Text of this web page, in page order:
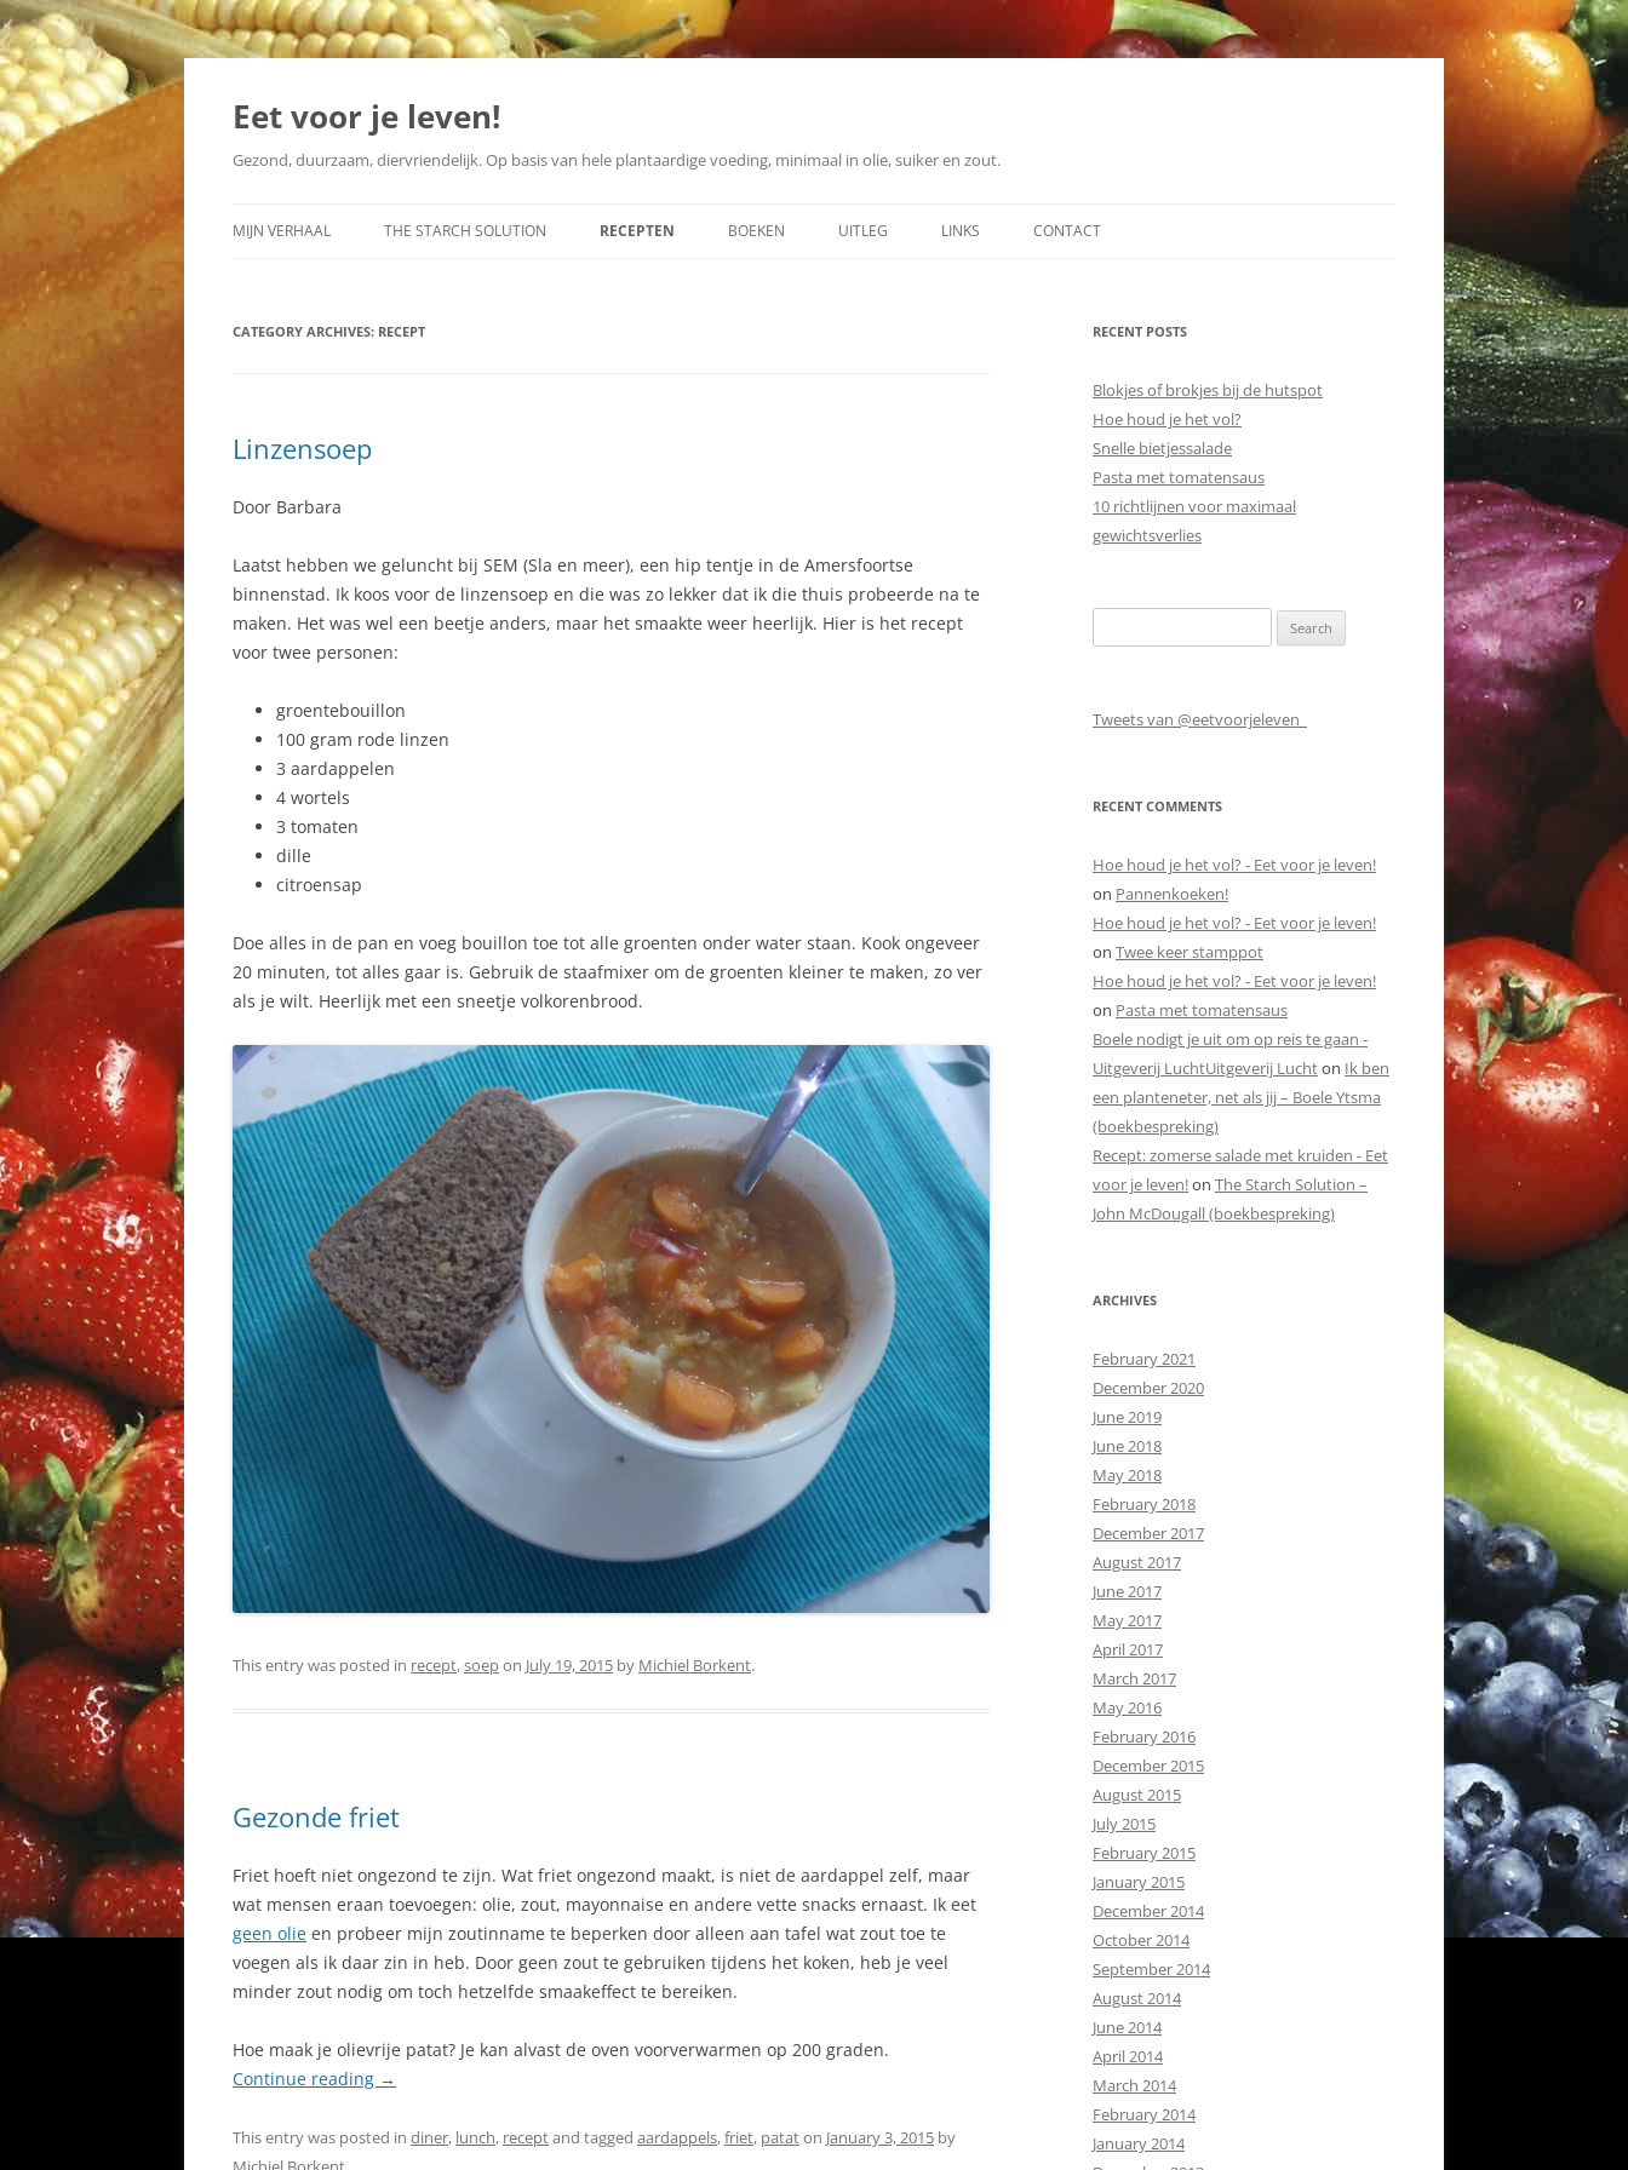
Skip
Eet voor je leven!
Gezond, duurzaam, diervriendelijk. Op basis van hele plantaardige voeding, minimaal in olie, suiker en zout.
MIJN VERHAAL
2013
THE STARCH SOLUTION
NEDERLANDSE VERTALING
RECEPTEN BOEKEN UITLEG LINKS CONTACT
CATEGORY ARCHIVES: RECEPT
Linzensoep
Door Barbara
Laatst hebben we geluncht bij SEM (Sla en meer), een hip tentje in de Amersfoortse
binnenstad. Ik koos voor de linzensoep en die was zo lekker dat ik die thuis probeerde na te
maken. Het was wel een beetje anders, maar het smaakte weer heerlijk. Hier is het recept
voor twee personen:
groentebouillon
100 gram rode linzen
3 aardappelen
4 wortels
3 tomaten
dille
citroensap
Doe alles in de pan en voeg bouillon toe tot alle groenten onder water staan. Kook ongeveer
20 minuten, tot alles gaar is. Gebruik de staafmixer om de groenten kleiner te maken, zo ver
als je wilt. Heerlijk met een sneetje volkorenbrood.
This entry was posted in recept,soepon July 19, 2015 by Michiel Borkent.
Gezonde friet
Friet hoeft niet ongezond te zijn. Wat friet ongezond maakt, is niet de aardappel zelf, maar
wat mensen eraan toevoegen: olie, zout, mayonnaise en andere vette snacks ernaast. Ik eet
geen olie en probeer mijn zoutinname te beperken door alleen aan tafel wat zout toe te
voegen als ik daar zin in heb. Door geen zout te gebruiken tijdens het koken, heb je veel
minder zout nodig om toch hetzelfde smaakeffect te bereiken.
Hoe maak je olievrije patat? Je kan alvast de oven voorverwarmen op 200 graden.
Continue reading →
This entry was posted in diner, lunch, receptand tagged aardappels,friet, pataton January 3, 2015 by
RECENT POSTS
Blokjes of brokjes bij de hutspot
Hoe houd je het vol?
Snelle bietjessalade
Pasta met tomatensaus
10 richtlijnen voor maximaal
gewichtsverlies
for:
Tweets van @eetvoorjeleven_
RECENT COMMENTS
Hoe houd je het vol? - Eet voor je leven!
on Pannenkoeken!
Hoe houd je het vol? - Eet voor je leven!
on Twee keer stamppot
Hoe houd je het vol? - Eet voor je leven!
on Pasta met tomatensaus
Boele nodigt je uit om op reis te gaan -
Uitgeverij LuchtUitgeverij Luchton Ik ben
een planteneter, net als jij – Boele Ytsma
(boekbespreking)
Recept: zomerse salade met kruiden - Eet
voor je leven!on The Starch Solution –
John McDougall (boekbespreking)
ARCHIVES
February 2021
December 2020
June 2019
June 2018
May 2018
February 2018
December 2017
August 2017
June 2017
May 2017
April 2017
March 2017
May 2016
February 2016
December 2015
August 2015
July 2015
February 2015
January 2015
December 2014
October 2014
September 2014
August 2014
June 2014
April 2014
March 2014
February 2014
January 2014